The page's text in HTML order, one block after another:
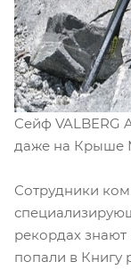
Cейф VALBERG
даже на Крыше
Сотрудники
рекордах
попали в Книгу